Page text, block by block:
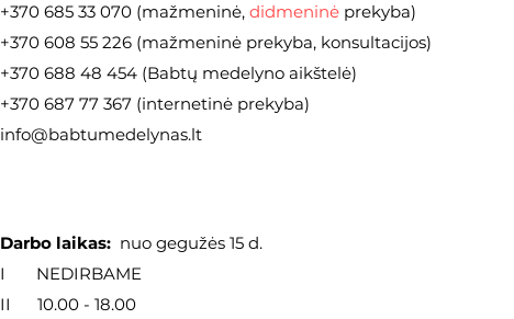
+370 685 33 070 (mažmeninė, didmeninė prekyba)
+370 608 55 226 (mažmeninė prekyba, konsultacijos)
+370 688 48 454 (Babtų medelyno aikštelė)
+370 687 77 367 (internetinė prekyba)
info@babtumedelynas.lt
Darbo laikas: nuo gegužės 15 d.
I NEDIRBAME
II 10.00 - 18.00